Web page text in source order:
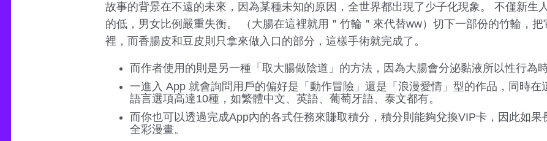
故事的背景在不遠的未來，因為某種未知的原因，全世界都出現了少子化現象。 不僅新生
的低，男女比例嚴重失衡。 （大腸在這裡就用＂竹輪＂來代替ww）切下一部份的竹輪，
裡，而香腸皮和豆皮則只拿來做入口的部分，這樣手術就完成了。
而作者使用的則是另一種「取大腸做陰道」的方法，因為大腸會分泌黏液所以性行為
一進入 App 就會詢問用戶的偏好是「動作冒險」還是「浪漫愛情」型的作品，同時在
語言選項高達10種，如繁體中文、英語、葡萄牙語、泰文都有。
而你也可以透過完成App內的各式任務來賺取積分，積分則能夠兌換VIP卡，因此如
全彩漫畫。